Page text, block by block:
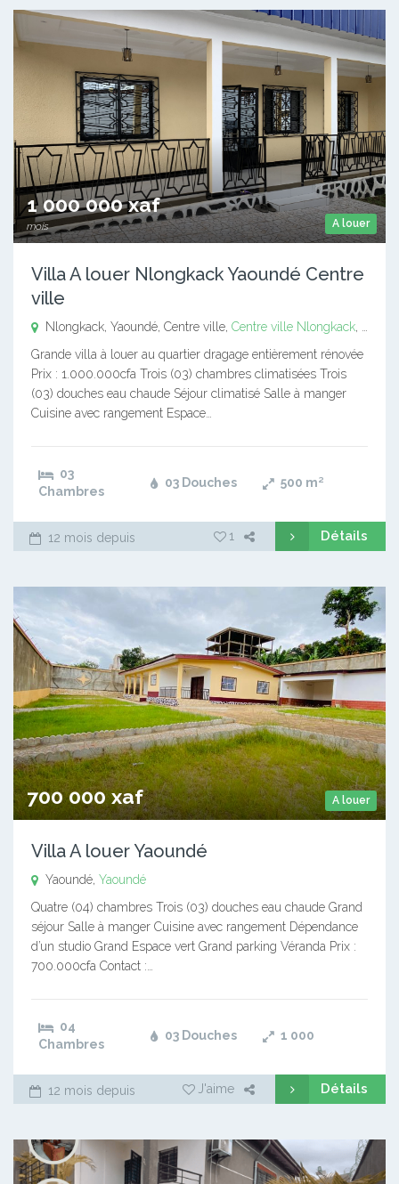
A louer
1 000 000 xaf
mois
Villa A louer Nlongkack Yaoundé Centre
ville
Nlongkack, Yaoundé, Centre ville, Centre ville Nlongkack
Grande villa à louer au quartier dragage entièrement rénovée
Prix : 1.000.000cfa Trois (03) chambres climatisées Trois
(03) douches eau chaude Séjour climatisé Salle à manger
Cuisine avec rangement Espace…
03
Chambres
03 Douches 500 m²
12 mois depuis 1 Détails
A louer
700 000 xaf
Villa A louer Yaoundé
Yaoundé, Yaoundé
Quatre (04) chambres Trois (03) douches eau chaude Grand
séjour Salle à manger Cuisine avec rangement Dépendance
d’un studio Grand Espace vert Grand parking Véranda Prix :
700.000cfa Contact :…
04
Chambres
03 Douches 1 000
12 mois depuis J'aime Détails